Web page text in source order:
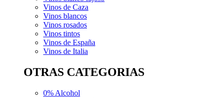
Vinos de Caza
Vinos blancos
Vinos rosados
Vinos tintos
Vinos de España
Vinos de Italia
OTRAS CATEGORIAS
0% Alcohol